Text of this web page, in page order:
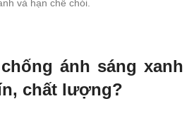
và hạn chế chói.
ánh sáng xanh
chất lượng?